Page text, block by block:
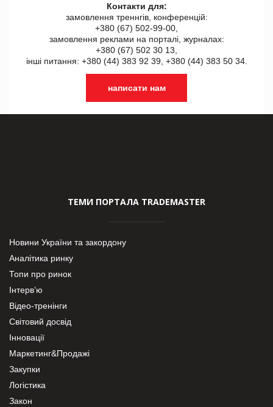
Контакти для:
замовлення треннгів, конференцій:
+380 (67) 502-99-00,
замовлення реклами на порталі, журналах:
+380 (67) 502 30 13,
інші питання: +380 (44) 383 92 39, +380 (44) 383 50 34.
написати нам
ТЕМИ ПОРТАЛА TRADEMASTER
Новини України та закордону
Аналітика ринку
Топи про ринок
Інтерв’ю
Відео-тренінги
Світовий досвід
Інновації
Маркетинг&Продажі
Закупки
Логістика
Закон